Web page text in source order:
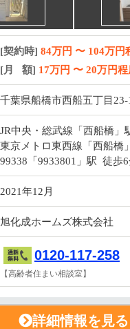
[契約時] 84万円 〜 104万円
[月 額] 17万円 〜 20万円程
千葉県船橋市西船五丁目23-
JR中央・総武線「西船橋」
東京メトロ東西線「西船橋
99338「9933801」駅 徒歩6
2021年12月
旭化成ホームズ株式会社
0120-117-258
【高齢者住まい相談室】
詳細情報を見る